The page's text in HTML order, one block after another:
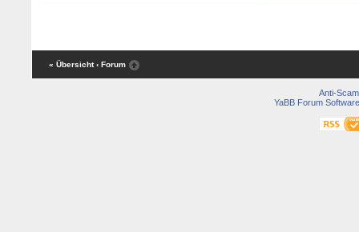
« Übersicht ‹ Forum
Anti-Scam
YaBB Forum Software